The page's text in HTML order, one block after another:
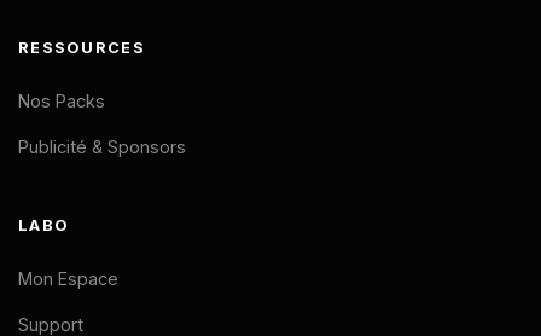
RESSOURCES
Nos Packs
Publicité & Sponsors
LABO
Mon Espace
Support